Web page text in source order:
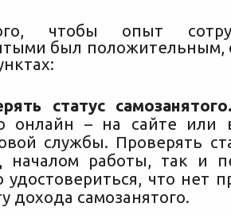
чтобы опыт
был положительным,
статус
онлайн – на сайте или
службы. Проверять
началом работы, так и
удостовериться, что нет
дохода самозанятого.